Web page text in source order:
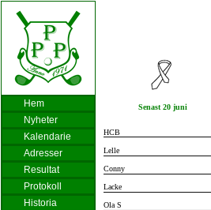
Senast 20 juni
HCB
Lelle
Conny
Lacke
Ola S
Hem
Nyheter
Kalendarie
Adresser
Resultat
Protokoll
Historia